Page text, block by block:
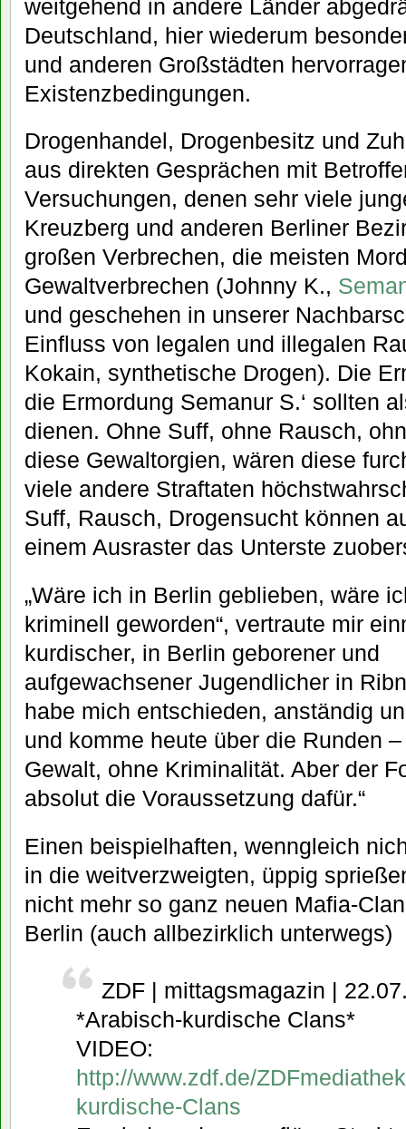
weitgehend in andere Länder
Deutschland, hier wiederum
und anderen Großstädten
Existenzbedingungen.
Drogenhandel, Drogenbesitz und
aus direkten Gesprächen mit
Versuchungen, denen sehr viele
Kreuzberg und anderen Berliner
großen Verbrechen, die meisten
Gewaltverbrechen (Johnny K.,
und geschehen in unserer
Einfluss von legalen und illegalen
Kokain, synthetische Drogen). Die
die Ermordung Semanur S.‘ sollten
dienen. Ohne Suff, ohne Rausch,
diese Gewaltorgien, wären diese
viele andere Straftaten
Suff, Rausch, Drogensucht können
einem Ausraster das Unterste
„Wäre ich in Berlin geblieben, wäre
kriminell geworden“, vertraute mir
kurdischer, in Berlin geborener und
aufgewachsener Jugendlicher in
habe mich entschieden, anständig
und komme heute über die Runden
Gewalt, ohne Kriminalität. Aber der
absolut die Voraussetzung dafür.“
Einen beispielhaften, wenngleich
in die weitverzweigten, üppig
nicht mehr so ganz neuen Mafia-
Berlin (auch allbezirklich
ZDF | mittagsmagazin |
*Arabisch-kurdische Clans*
VIDEO:
http://www.zdf.de/
kurdische-Clans